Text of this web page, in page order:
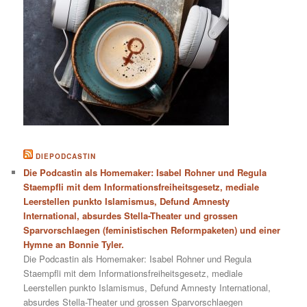
DIEPODCASTIN
Die Podcastin als Homemaker: Isabel Rohner und Regula
Staempfli mit dem Informationsfreiheitsgesetz, mediale
Leerstellen punkto Islamismus, Defund Amnesty
International, absurdes Stella-Theater und grossen
Sparvorschlaegen (feministischen Reformpaketen) und einer
Hymne an Bonnie Tyler.
Die Podcastin als Homemaker: Isabel Rohner und Regula
Staempfli mit dem Informationsfreiheitsgesetz, mediale
Leerstellen punkto Islamismus, Defund Amnesty International,
absurdes Stella-Theater und grossen Sparvorschlaegen